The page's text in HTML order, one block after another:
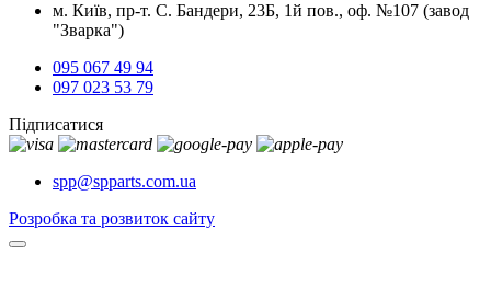
м. Київ, пр-т. С. Бандери, 23Б, 1й пов., оф. №107 (завод
"Зварка")
095 067 49 94
097 023 53 79
Підписатися
spp@spparts.com.ua
Розробка та розвиток сайту